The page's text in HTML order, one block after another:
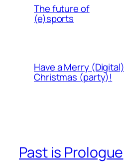
The future of
(e)sports
Have a Merry (Digital)
Christmas (party)!
Past is Prologue